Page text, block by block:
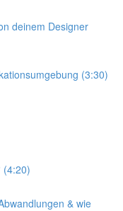
deinem Designer
(3:30)
(4:20)
& wie